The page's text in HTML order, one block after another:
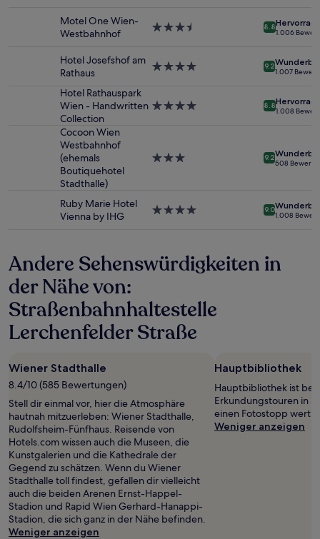
2 Erwachsenen
Verfügbarkeiten
zusätzliche
Bedingungen
Motel One Wien-
Westbahnhof
3.5-
8.8
1.006
Hotel Josefshof am
Rathaus
4.0-
9.2
1.007
Hotel Rathauspark
Wien - Handwritten
Collection
4.0-
8.8
1.008
Cocoon Wien
Westbahnhof
(ehemals
Boutiquehotel
Stadthalle)
3.0-
9.2
508
Ruby Marie Hotel
Vienna by IHG
4.0-
9.0
1.008
Andere Sehenswürdigkeiten in
der Nähe von:
Straßenbahnhaltestelle
Lerchenfelder Straße
Wiener Stadthalle
8.4/10 (585 Bewertungen)
Stell dir einmal vor, hier die Atmosphäre
hautnah mitzuerleben: Wiener Stadthalle,
Rudolfsheim-Fünfhaus. Reisende von
Hotels.com wissen auch die Museen, die
Kunstgalerien und die Kathedrale der
Gegend zu schätzen. Wenn du Wiener
Stadthalle toll findest, gefallen dir vielleicht
auch die beiden Arenen Ernst-Happel-
Stadion und Rapid Wien Gerhard-Hanappi-
Stadion, die sich ganz in der Nähe befinden.
Weniger anzeigen
Hauptbibliothek
Hauptbibliothek ist bei
Erkundungstouren in
einen Fotostopp wert.
Weniger anzeigen